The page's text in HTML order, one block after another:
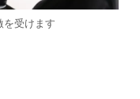
を受けます